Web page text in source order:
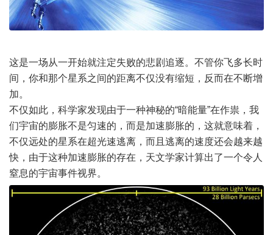
这是一场从一开始就注定失败的悲剧追逐。不管你飞多长时
间，你和那个星系之间的距离不仅没有缩短，反而在不断增
加。
不仅如此，科学家发现由于一种神秘的“暗能量”在作祟，我
们宇宙的膨胀不是匀速的，而是加速膨胀的，这就意味着，
不仅远处的星系在超光速逃离，而且逃离的速度还会越来越
快，由于这种加速膨胀的存在，天文学家计算出了一个令人
窒息的宇宙事件视界。